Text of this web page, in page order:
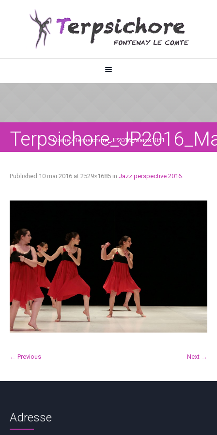
Home /Terpsichore_JP2016_Mains1051
Published 10 mai 2016 at 2529×1685 in Jazz perspective 2016.
← Previous Next →
Adresse